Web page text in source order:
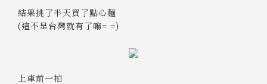
結果挑了半天買了點心麵
(這不是台灣就有了嘛= =)
上車前一拍